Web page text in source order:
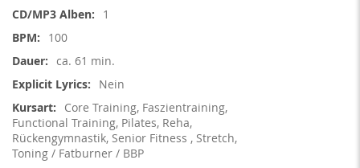
1
100
ca. 61 min.
Nein
Core Training, Faszientraining,
Functional Training, Pilates, Reha,
Rückengymnastik, Senior Fitness , Stretch,
Toning / Fatburner / BBP